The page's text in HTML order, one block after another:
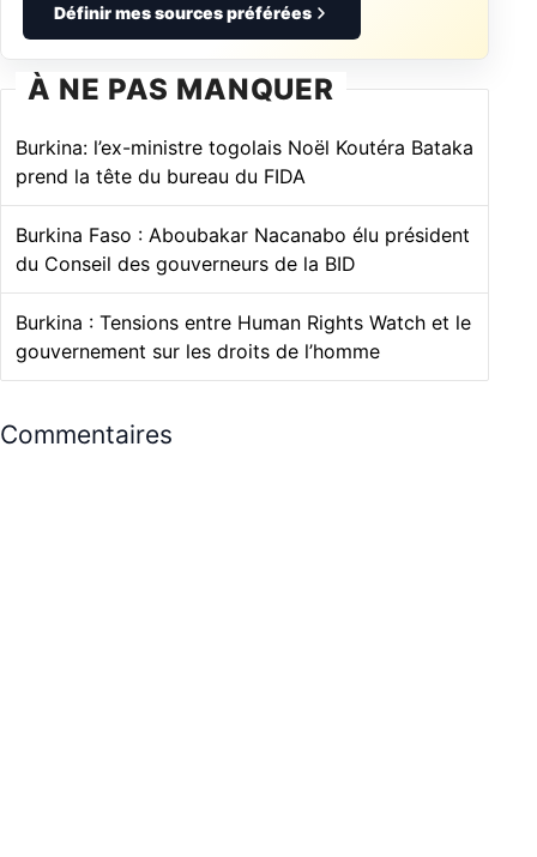
Définir mes sources préférées
À NE PAS MANQUER
Burkina: l’ex-ministre togolais Noël Koutéra Bataka
prend la tête du bureau du FIDA
Burkina Faso : Aboubakar Nacanabo élu président
du Conseil des gouverneurs de la BID
Burkina : Tensions entre Human Rights Watch et le
gouvernement sur les droits de l’homme
Commentaires